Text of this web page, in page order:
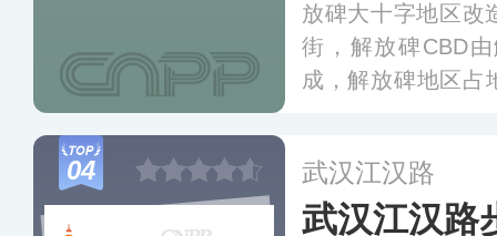
放碑大十字地区改
街，解放碑CBD
成，解放碑地区占
04 武汉江汉路
武汉江汉路